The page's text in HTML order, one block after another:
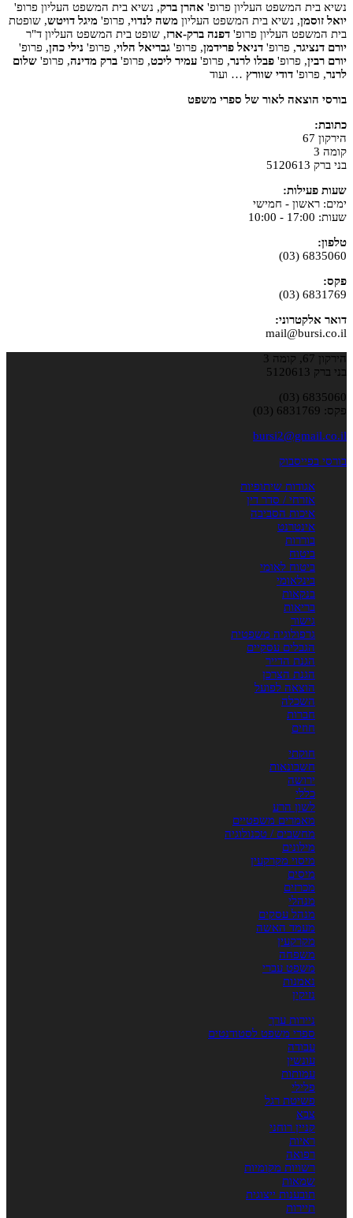
נשיא בית המשפט העליון פרופ' אהרן ברק, נשיא בית המשפט העליון פרופ'
יואל זוסמן, נשיא בית המשפט העליון משה לנדוי, פרופ' מיגל דויטש, שופטת
בית המשפט העליון פרופ' דפנה ברק-ארז, שופט בית המשפט העליון ד"ר
יורם דנציגר, פרופ' דניאל פרידמן, פרופ' גבריאל הלוי, פרופ' נילי כהן, פרופ'
יורם רבין, פרופ' פבלו לרנר, פרופ' עמיר ליכט, פרופ' ברק מדינה, פרופ' שלום
לרנר, פרופ' דודי שוורץ … ועוד
בורסי הוצאה לאור של ספרי משפט
כתובת:
הירקון 67
קומה 3
בני ברק 5120613
שעות פעילות:
ימים: ראשון - חמישי
שעות: 17:00 - 10:00
טלפון:
6835060 (03)
פקס:
6831769 (03)
דואר אלקטרוני:
mail@bursi.co.il
הירקון 67, קומה 3
בני ברק 5120613
6835060 (03)
פקס: 6831769 (03)
bursi2@gmail.co.il
בורסי בפייסבוק
אגודות שיתופיות
אזרחי / סדר דין
איכות הסביבה
אינטרנט
בוררות
ביטוח
ביטוח לאומי
בינלאומי
בנקאות
בריאות
גישור
גרפולוגיה משפטית
הגבלים עסקיים
הגנת הדייר
הגנת הצרכן
הוצאה לפועל
השכלה
חברות
חוזים
חוקתי
חשבונאות
ירושה
כללי
לשון הרע
מאמרים משפטיים
מחשבים / טכנולוגיה
מילונים
מיסוי מקרקעין
מיסים
מכרזים
מנהלי
מנהל עסקים
מעמד האשה
מקרקעין
משפחה
משפט עברי
נאמנות
נזיקין
ניירות ערך
ספרי משפט לסטודנטים
עבודה
עונשין
עמותות
פלילי
פשיטת רגל
צבא
קניין רוחני
ראיות
רפואה
רשויות מקומיות
שמאות
תובענות ייצוגית
תיירות